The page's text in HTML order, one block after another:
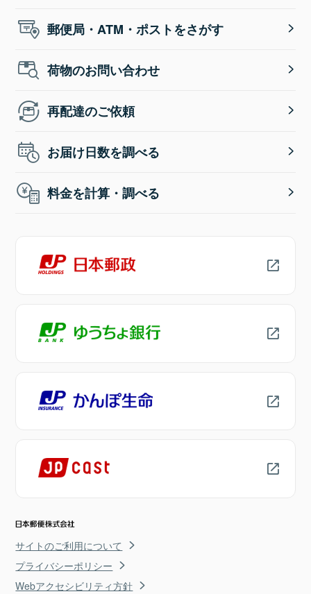
郵便局・ATM・ポストをさがす
荷物のお問い合わせ
再配達のご依頼
お届け日数を調べる
料金を計算・調べる
サイトのご利用について
プライバシーポリシー
Webアクセシビリティ方針